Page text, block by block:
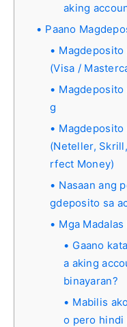
aking
Paano
Magdeposito
(Visa /
Magdeposito
g
(Neteller,
rfect Money)
Nasaan ang
gdeposito sa
Mga Madalas
Gaano
a aking
binayaran?
Mabilis
o pero hindi